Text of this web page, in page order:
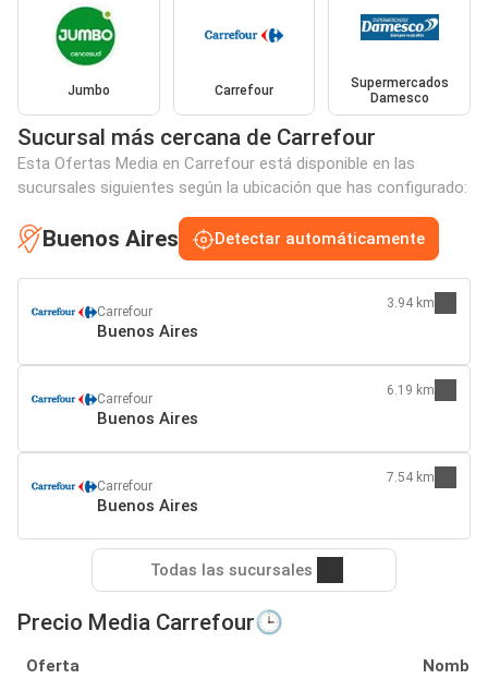
Jumbo Carrefour
Supermercados
Damesco
Sucursal más cercana de Carrefour
Esta Ofertas Media en Carrefour está disponible en las
sucursales siguientes según la ubicación que has configurado:
Buenos Aires Detectar automáticamente
Carrefour
Buenos Aires
3.94 km
Carrefour
Buenos Aires
6.19 km
Carrefour
Buenos Aires
7.54 km
Todas las sucursales
Precio Media Carrefour🕒
Oferta Nombre